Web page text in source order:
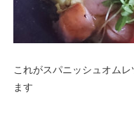
これがスパニッシュオム
ます